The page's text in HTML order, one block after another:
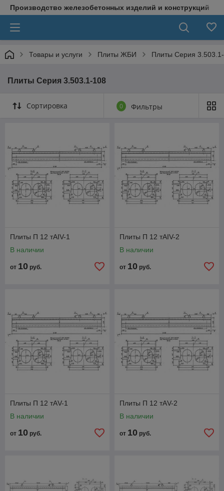
Производство железобетонных изделий и конструкций
Товары и услуги Плиты ЖБИ Плиты Серия
Плиты Серия 3.503.1-108
Сортировка 0 Фильтры
Плиты П 12 тАIV-1
В наличии
от 10 руб.
Плиты П 12 тАIV-2
В наличии
от 10 руб.
Плиты П 12 тАV-1
В наличии
от 10 руб.
Плиты П 12 тАV-2
В наличии
от 10 руб.